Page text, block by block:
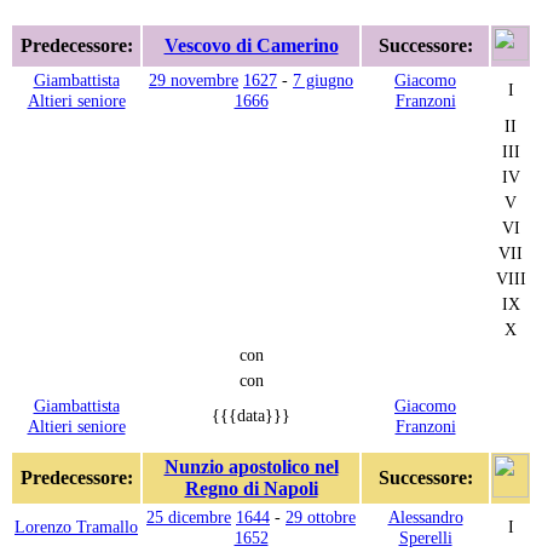
Predecessore: Vescovo di Camerino Successore:
Giambattista
Altieri seniore
29 novembre 1627 - 7 giugno
1666
Giacomo
Franzoni
I
II
III
IV
V
VI
VII
VIII
IX
X
con
con
Giambattista
Altieri seniore
{{{data}}}
Giacomo
Franzoni
Predecessore:
Nunzio apostolico nel
Regno di Napoli
Successore:
Lorenzo Tramallo 25 dicembre 1644 - 29 ottobre
1652
Alessandro
Sperelli
I